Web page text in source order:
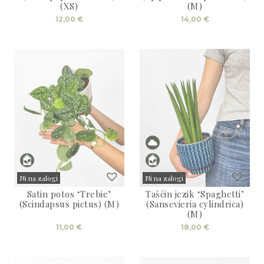
(XS)
12,00 €
(M)
14,00 €
Ni na zalogi
Sold
Satin potos ‘Trebie’
(Scindapsus pictus) (M)
11,00 €
Ni na zalogi
Sold
Taščin jezik ‘Spaghetti’
(Sansevieria cylindrica)
(M)
18,00 €